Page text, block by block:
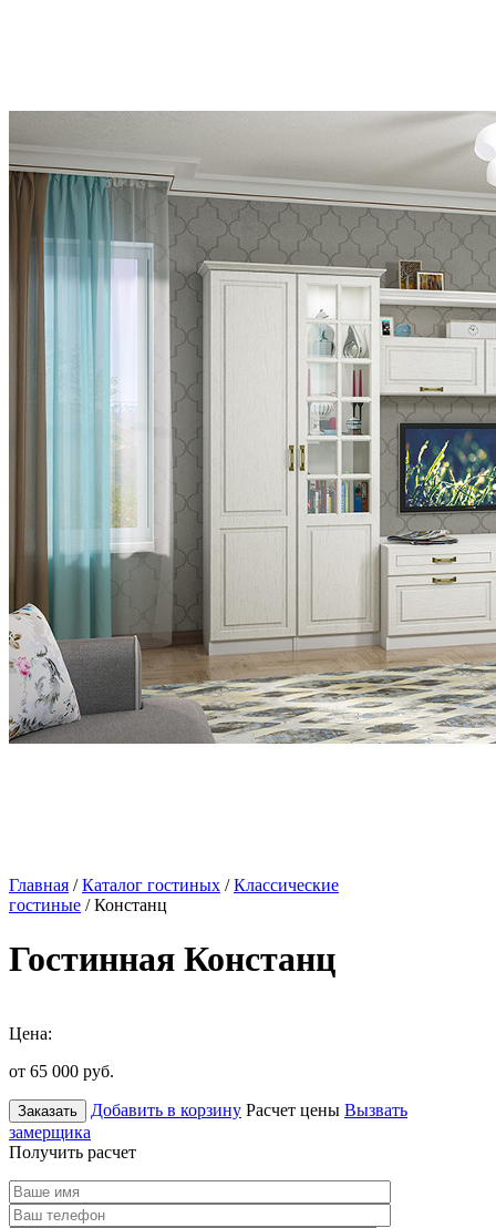
Главная /Каталог гостиных /Классические
гостиные / Констанц
Гостинная Констанц
Цена:
от 65 000 руб.
Заказать Добавить в корзину Расчет цены Вызвать
замерщика
Получить расчет